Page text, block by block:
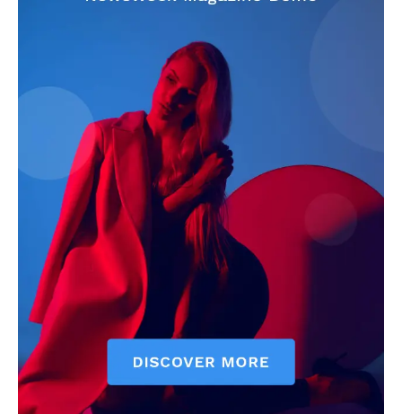
Contact us
Subscription Plans
My account